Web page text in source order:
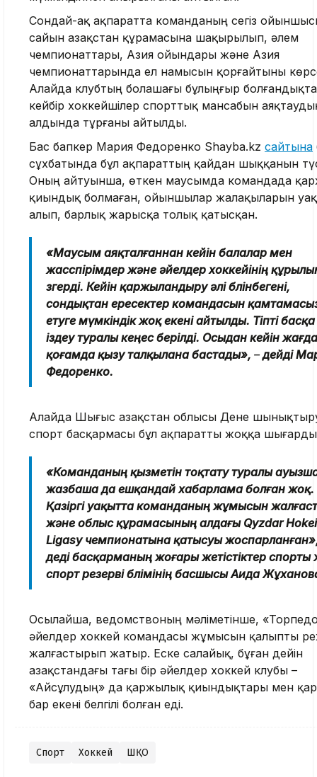
Сондай-ақ ақпаратта команданың сегіз
сайын Қазақстан құрамасына шақырылып, әлем
чемпионаттары, Азия ойындары және Азия
чемпионаттарында ел намысын қорғайтыны
Алайда клубтың болашағы бұлыңғыр
кейбір хоккейшілер спорттық мансабын
алдында тұрғаны айтылды.
Бас бапкер Мария Федоренко Shayba.kz сайтына
сұхбатында бұл ақпараттың қайдан шыққанын
Оның айтуынша, өткен маусымда командада
қиындық болмаған, ойыншылар жалақыларын
алып, барлық жарысқа толық қатысқан.
«Маусым аяқталғаннан кейін балалар мен
жасөспірімдер және әйелдер хоккейінің
өзгерді. Кейін қаржыландыру әлі бөлінбегені,
сондықтан ересектер командасын
етуге мүмкіндік жоқ екені айтылды. Тіпті
іздеу туралы кеңес берілді. Осыдан кейін
қоғамда қызу талқылана бастады», –дейді
Федоренко.
Алайда Шығыс Қазақстан облысы Дене
спорт басқармасы бұл ақпаратты жоққа
«Команданың қызметін тоқтату туралы
жазбаша да ешқандай хабарлама болған жоқ.
Қазіргі уақытта команданың жұмысын
және облыс құрамасының алдағы Qyzdar Hokei
Ligasy чемпионатына қатысуы
деді басқарманың жоғары жетістіктер спорты
спорт резерві бөлімінің басшысы Аида
Осылайша, ведомствоның мәліметінше,
әйелдер хоккей командасы жұмысын қалыпты
жалғастырып жатыр. Еске салайық, бұған дейін
Қазақстандағы тағы бір әйелдер хоккей клубы –
«Айсұлудың» да қаржылық қиындықтары мен
бар екені белгілі болған еді.
Спорт Хоккей ШҚО